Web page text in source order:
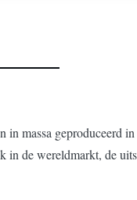
massa geproduceerd
in de wereldmarkt, de